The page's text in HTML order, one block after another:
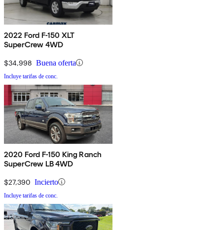
2022 Ford F-150 XLT
SuperCrew 4WD
$34,998 Buena oferta
Incluye tarifas de conc.
2020 Ford F-150 King Ranch
SuperCrew LB 4WD
$27,390 Incierto
Incluye tarifas de conc.